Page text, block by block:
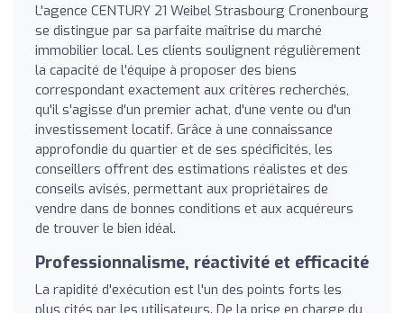
L'agence CENTURY 21 Weibel Strasbourg Cronenbourg
se distingue par sa parfaite maîtrise du marché
immobilier local. Les clients soulignent régulièrement
la capacité de l'équipe à proposer des biens
correspondant exactement aux critères recherchés,
qu'il s'agisse d'un premier achat, d'une vente ou d'un
investissement locatif. Grâce à une connaissance
approfondie du quartier et de ses spécificités, les
conseillers offrent des estimations réalistes et des
conseils avisés, permettant aux propriétaires de
vendre dans de bonnes conditions et aux acquéreurs
de trouver le bien idéal.
Professionnalisme, réactivité et efficacité
La rapidité d'exécution est l'un des points forts les
plus cités par les utilisateurs. De la prise en charge du